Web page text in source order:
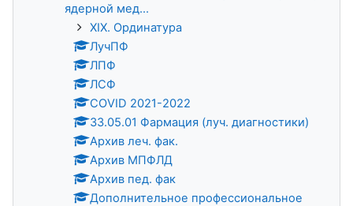
ядерной мед...
XIX. Ординатура
ЛучПФ
ЛПФ
ЛСФ
COVID 2021-2022
33.05.01 Фармация (луч. диагностики)
Архив леч. фак.
Архив МПФЛД
Архив пед. фак
Дополнительное профессиональное